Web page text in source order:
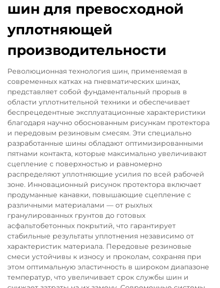
шин для превосходной
уплотняющей
производительности
Революционная технология шин, применяемая в
современных катках на пневматических шинах,
представляет собой фундаментальный прорыв в
области уплотнительной техники и обеспечивает
беспрецедентные эксплуатационные характеристики
благодаря научно обоснованным рисункам протектора
и передовым резиновым смесям. Эти специально
разработанные шины обладают оптимизированными
пятнами контакта, которые максимально увеличивают
сцепление с поверхностью и равномерно
распределяют уплотняющие усилия по всей рабочей
зоне. Инновационный рисунок протектора включает
продуманные канавки, повышающие сцепление с
различными материалами — от рыхлых
гранулированных грунтов до готовых
асфальтобетонных покрытий, что гарантирует
стабильные результаты уплотнения независимо от
характеристик материала. Передовые резиновые
смеси устойчивы к износу и проколам, сохраняя при
этом оптимальную эластичность в широком диапазоне
температур, что увеличивает срок службы шин и